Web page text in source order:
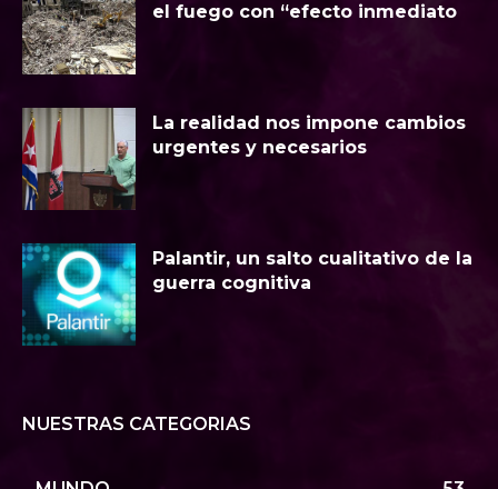
el fuego con “efecto inmediato
La realidad nos impone cambios
urgentes y necesarios
Palantir, un salto cualitativo de la
guerra cognitiva
NUESTRAS CATEGORIAS